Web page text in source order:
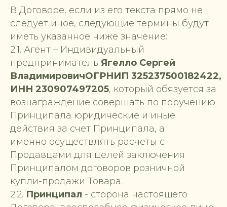
В Договоре, если из его текста прямо не
следует иное, следующие термины будут
иметь указанное ниже значение:
2.1. Агент – Индивидуальный
предприниматель Ягелло Сергей
ВладимировичОГРНИП 325237500182422,
ИНН 230907497205, который обязуется за
вознаграждение совершать по поручению
Принципала юридические и иные
действия за счет Принципала, а
именно осуществлять расчеты с
Продавцами для целей заключения
Принципалом договоров розничной
купли-продажи Товара.
2.2. Принципал - сторона настоящего